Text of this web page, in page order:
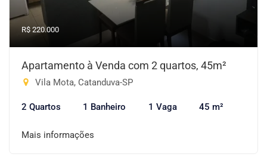
R$ 220.000
Apartamento à Venda com 2 quartos, 45m²
Vila Mota, Catanduva-SP
2 Quartos 1 Banheiro 1 Vaga 45 m²
Mais informações